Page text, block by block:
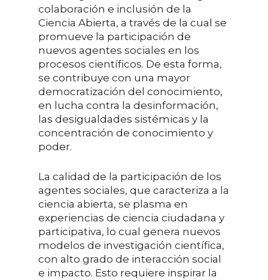
colaboración e inclusión de la
Ciencia Abierta, a través de la cual se
promueve la participación de
nuevos agentes sociales en los
procesos científicos. De esta forma,
se contribuye con una mayor
democratización del conocimiento,
en lucha contra la desinformación,
las desigualdades sistémicas y la
concentración de conocimiento y
poder.
La calidad de la participación de los
agentes sociales, que caracteriza a la
ciencia abierta, se plasma en
experiencias de ciencia ciudadana y
participativa, lo cual genera nuevos
modelos de investigación científica,
con alto grado de interacción social
e impacto. Esto requiere inspirar la